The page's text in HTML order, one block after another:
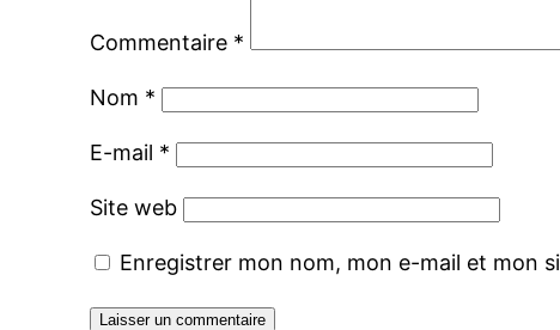
Commentaire *
Nom *
E-mail *
Site web
Enregistrer mon nom, mon e-mail et mon